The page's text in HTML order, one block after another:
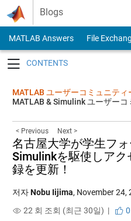
Skip to content
Blogs
MATLAB Answers File
MATLAB ユーザーコミュニティ
MATLAB & Simulink ユーザー
< Previous Next >
名古屋大学が学生フ
Simulinkを駆使しア
録を更新！
저자Nobu Iijima, November 24,
22 회 조회 (최근 30일) |
0